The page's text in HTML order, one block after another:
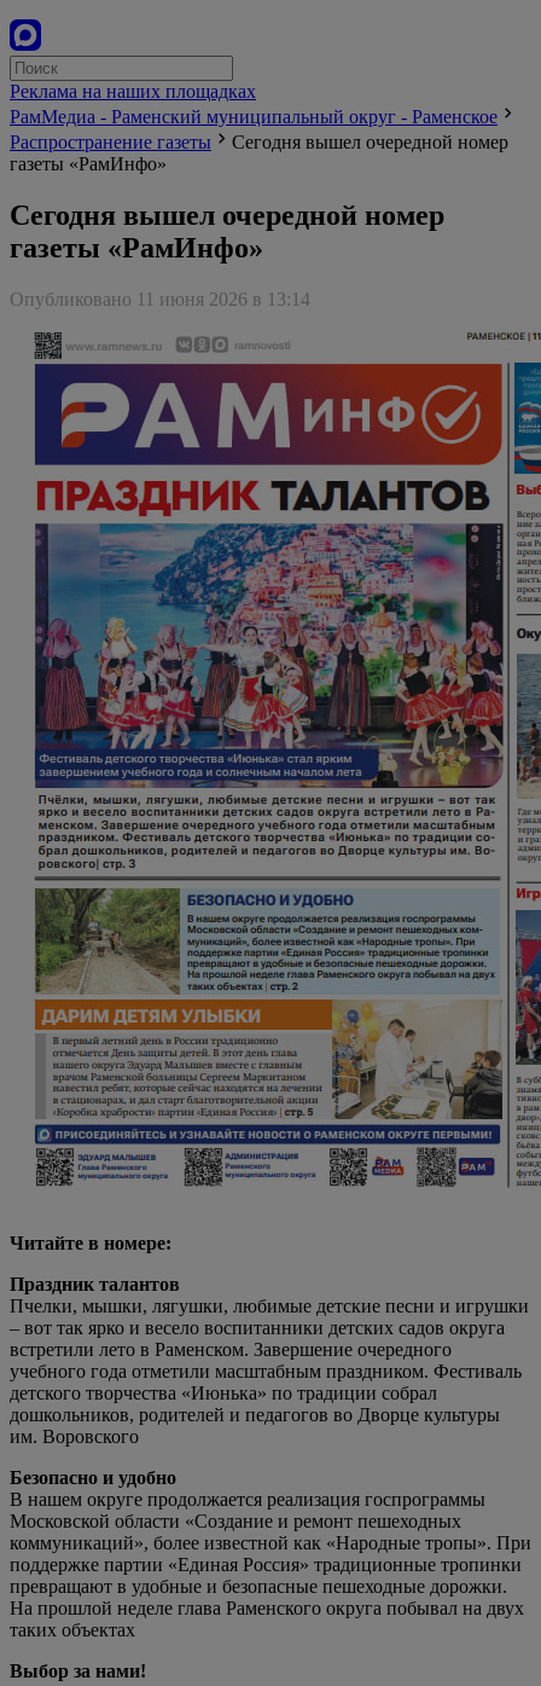
Реклама на наших площадках
РамМедиа - Раменский муниципальный округ - Раменское
Распространение газеты
Сегодня вышел очередной номер
газеты «РамИнфо»
Сегодня вышел очередной номер
газеты «РамИнфо»
Опубликовано 11 июня 2026 в 13:14
Читайте в номере:
Праздник талантов
Пчелки, мышки, лягушки, любимые детские песни и игрушки
– вот так ярко и весело воспитанники детских садов округа
встретили лето в Раменском. Завершение очередного
учебного года отметили масштабным праздником. Фестиваль
детского творчества «Июнька» по традиции собрал
дошкольников, родителей и педагогов во Дворце культуры
им. Воровского
Безопасно и удобно
В нашем округе продолжается реализация госпрограммы
Московской области «Создание и ремонт пешеходных
коммуникаций», более известной как «Народные тропы». При
поддержке партии «Единая Россия» традиционные тропинки
превращают в удобные и безопасные пешеходные дорожки.
На прошлой неделе глава Раменского округа побывал на двух
таких объектах
Выбор за нами!